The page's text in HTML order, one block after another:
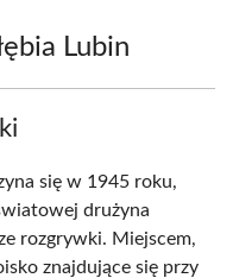
Lubin
się w 1945 roku,
drużyna
rozgrywki. Miejscem,
znajdujące się przy